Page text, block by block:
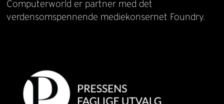
Computerworld er partner med det
verdensomspennende mediekonsernet Foundry.